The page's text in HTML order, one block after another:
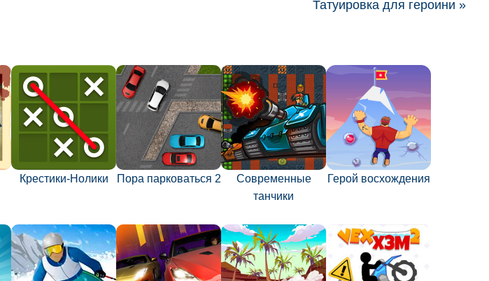
Татуировка для героини »
Крестики-Нолики Пора парковаться 2
Современные
танчики
Герой восхождения